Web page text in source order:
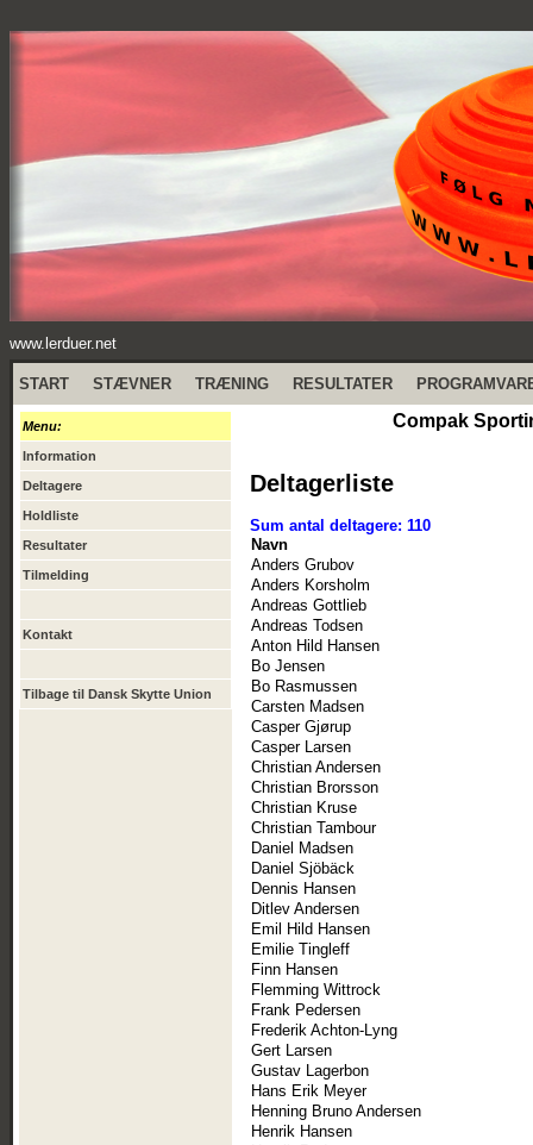
www.lerduer.net
START STÆVNER TRÆNING RESULTATER
Menu:
Information
Deltagere
Holdliste
Resultater
Tilmelding
Kontakt
Tilbage til Dansk Skytte Union
Compak
Deltagerliste
Sum antal deltagere: 110
Navn
Anders Grubov
Anders Korsholm
Andreas Gottlieb
Andreas Todsen
Anton Hild Hansen
Bo Jensen
Bo Rasmussen
Carsten Madsen
Casper Gjørup
Casper Larsen
Christian Andersen
Christian Brorsson
Christian Kruse
Christian Tambour
Daniel Madsen
Daniel Sjöbäck
Dennis Hansen
Ditlev Andersen
Emil Hild Hansen
Emilie Tingleff
Finn Hansen
Flemming Wittrock
Frank Pedersen
Frederik Achton-Lyng
Gert Larsen
Gustav Lagerbon
Hans Erik Meyer
Henning Bruno Andersen
Henrik Hansen